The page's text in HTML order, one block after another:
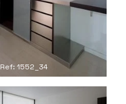
Ref: 1552_34